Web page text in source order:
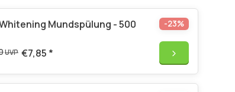
Mundspülung - 500
UVP €7,85 *
-23%